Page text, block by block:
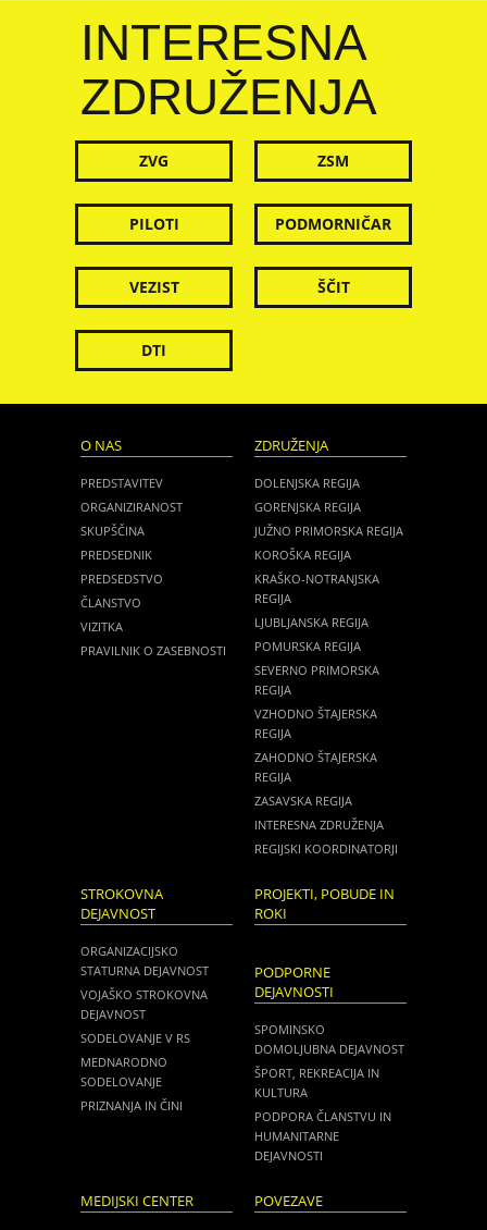
INTERESNA
ZDRUŽENJA
ZVG ZSM
PILOTI PODMORNIČAR
VEZIST ŠČIT
DTI
O NAS
PREDSTAVITEV
ORGANIZIRANOST
SKUPŠČINA
PREDSEDNIK
PREDSEDSTVO
ČLANSTVO
VIZITKA
PRAVILNIK O ZASEBNOSTI
ZDRUŽENJA
DOLENJSKA REGIJA
GORENJSKA REGIJA
JUŽNO PRIMORSKA REGIJA
KOROŠKA REGIJA
KRAŠKO-NOTRANJSKA
REGIJA
LJUBLJANSKA REGIJA
POMURSKA REGIJA
SEVERNO PRIMORSKA
REGIJA
VZHODNO ŠTAJERSKA
REGIJA
ZAHODNO ŠTAJERSKA
REGIJA
ZASAVSKA REGIJA
INTERESNA ZDRUŽENJA
REGIJSKI KOORDINATORJI
STROKOVNA
DEJAVNOST
ORGANIZACIJSKO
STATURNA DEJAVNOST
VOJAŠKO STROKOVNA
DEJAVNOST
SODELOVANJE V RS
MEDNARODNO
SODELOVANJE
PRIZNANJA IN ČINI
PROJEKTI, POBUDE IN
ROKI
PODPORNE
DEJAVNOSTI
SPOMINSKO
DOMOLJUBNA DEJAVNOST
ŠPORT, REKREACIJA IN
KULTURA
PODPORA ČLANSTVU IN
HUMANITARNE
DEJAVNOSTI
MEDIJSKI CENTER POVEZAVE